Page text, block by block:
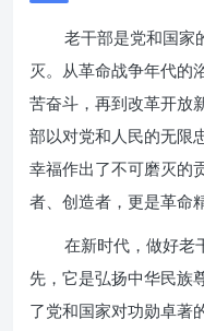
老干部是党和国家
灭。从革命战争年代的
苦奋斗，再到改革开放
部以对党和人民的无限
幸福作出了不可磨灭的
者、创造者，更是革命
在新时代，做好老
先，它是弘扬中华民族
了党和国家对功勋卓著